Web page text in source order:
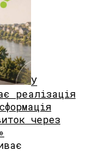
У
реалізація
через